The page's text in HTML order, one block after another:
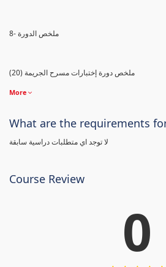
8- ملخص الدورة
(20) ملخص دورة إختبارات مسرح الجريمة
More
What are the requirements
لا توجد اي متطلبات دراسية سابقة
Course Review
0